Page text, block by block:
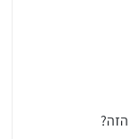
הזה?